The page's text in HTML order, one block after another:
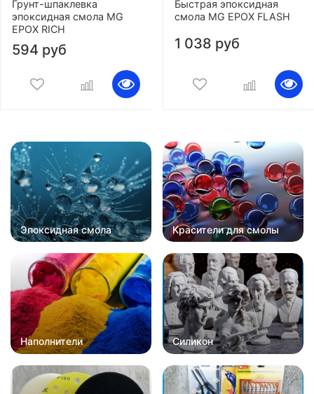
Грунт-шпаклевка
эпоксидная смола MG
EPOX RICH
594 руб
Быстрая эпоксидная
смола MG EPOX FLASH
1 038 руб
Эпоксидная смола Красители для смолы
Наполнители Силикон